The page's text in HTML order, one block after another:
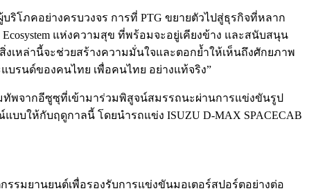
ริโภคอย่างครบวงจร การที่ PTG ขยายตัวไปสู่ธุรกิจที่หลาก
แห่งความสุข ที่พร้อมจะอยู่เคียงข้าง และสนับสนุน
หล่านี้จะช่วยสร้างความมั่นใจและตอกย้ำให้เห็นถึงศักยภาพ
บรนด์ของคนไทย เพื่อคนไทย อย่างแท้จริง”
ทัพจากอีซูซุที่เข้ามาร่วมพิสูจน์สมรรถนะผ่านการแข่งขันรูป
บบให้กับฤดูกาลนี้ โดยนำรถแข่ง ISUZU D-MAX SPACECAB
มยานยนต์เพื่อรองรับการแข่งขันมอเตอร์สปอร์ตอย่างต่อ